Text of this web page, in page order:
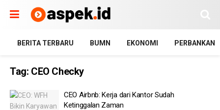
BERITA TERBARU BUMN EKONOMI PERBANKAN
Tag: CEO Checky
CEO Airbnb: Kerja dari Kantor Sudah
Ketinggalan Zaman